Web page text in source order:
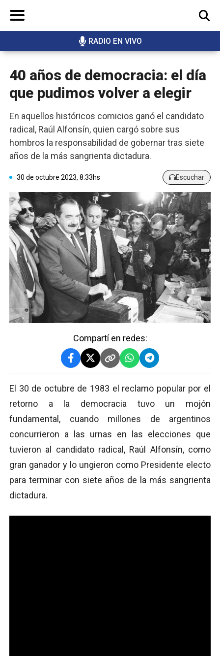
RADIO EN VIVO
BUSCAR
40 años de democracia: el día
que pudimos volver a elegir
En aquellos históricos comicios ganó el candidato
radical, Raúl Alfonsín, quien cargó sobre sus
hombros la responsabilidad de gobernar tras siete
años de la más sangrienta dictadura.
30 de octubre 2023, 8:33hs Escuchar
Compartí en redes:
El 30 de octubre de 1983 el reclamo popular por el
retorno a la democracia tuvo un mojón
fundamental, cuando millones de argentinos
concurrieron a las urnas en las elecciones que
tuvieron al candidato radical, Raúl Alfonsín, como
gran ganador y lo ungieron como Presidente electo
para terminar con siete años de la más sangrienta
dictadura.